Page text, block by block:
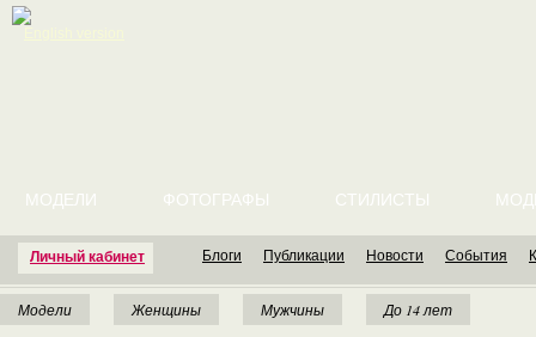
Личный кабинет
МОДЕЛИ ФОТОГРАФЫ СТИЛИСТЫ
Блоги Публикации Новости События
Модели Женщины Мужчины До 14 лет